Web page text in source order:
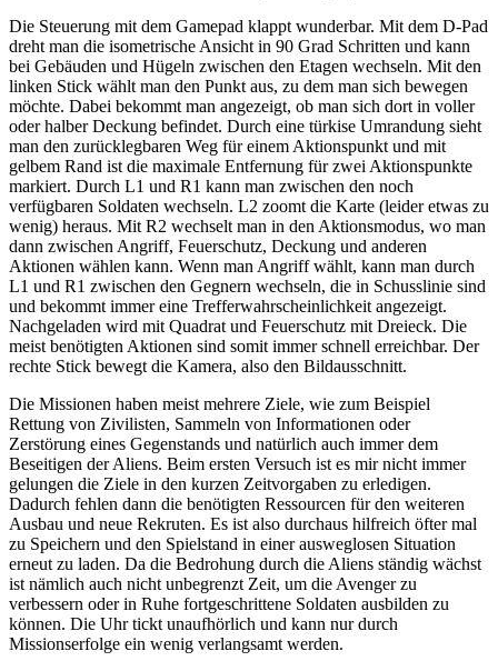
Die Steuerung mit dem Gamepad klappt wunderbar. Mit dem D-Pad
dreht man die isometrische Ansicht in 90 Grad Schritten und kann
bei Gebäuden und Hügeln zwischen den Etagen wechseln. Mit den
linken Stick wählt man den Punkt aus, zu dem man sich bewegen
möchte. Dabei bekommt man angezeigt, ob man sich dort in voller
oder halber Deckung befindet. Durch eine türkise Umrandung sieht
man den zurücklegbaren Weg für einem Aktionspunkt und mit
gelbem Rand ist die maximale Entfernung für zwei Aktionspunkte
markiert. Durch L1 und R1 kann man zwischen den noch
verfügbaren Soldaten wechseln. L2 zoomt die Karte (leider etwas zu
wenig) heraus. Mit R2 wechselt man in den Aktionsmodus, wo man
dann zwischen Angriff, Feuerschutz, Deckung und anderen
Aktionen wählen kann. Wenn man Angriff wählt, kann man durch
L1 und R1 zwischen den Gegnern wechseln, die in Schusslinie sind
und bekommt immer eine Trefferwahrscheinlichkeit angezeigt.
Nachgeladen wird mit Quadrat und Feuerschutz mit Dreieck. Die
meist benötigten Aktionen sind somit immer schnell erreichbar. Der
rechte Stick bewegt die Kamera, also den Bildausschnitt.
Die Missionen haben meist mehrere Ziele, wie zum Beispiel
Rettung von Zivilisten, Sammeln von Informationen oder
Zerstörung eines Gegenstands und natürlich auch immer dem
Beseitigen der Aliens. Beim ersten Versuch ist es mir nicht immer
gelungen die Ziele in den kurzen Zeitvorgaben zu erledigen.
Dadurch fehlen dann die benötigten Ressourcen für den weiteren
Ausbau und neue Rekruten. Es ist also durchaus hilfreich öfter mal
zu Speichern und den Spielstand in einer ausweglosen Situation
erneut zu laden. Da die Bedrohung durch die Aliens ständig wächst
ist nämlich auch nicht unbegrenzt Zeit, um die Avenger zu
verbessern oder in Ruhe fortgeschrittene Soldaten ausbilden zu
können. Die Uhr tickt unaufhörlich und kann nur durch
Missionserfolge ein wenig verlangsamt werden.